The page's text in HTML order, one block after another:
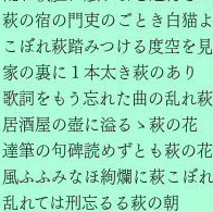
萩の宿の門吏のごとき白猫よ
こぼれ萩踏みつける度空を
家の裏に１本太き萩のあり
歌詞をもう忘れた曲の乱れ萩
居酒屋の壺に溢るゝ萩の花
達筆の句碑読めずとも萩の花
風ふふみなほ絢爛に萩こぼれ
乱れては刑忘るる萩の朝